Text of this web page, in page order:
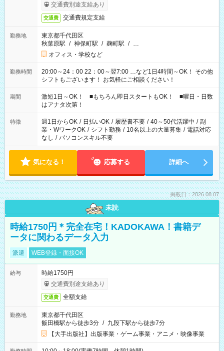
交通費別途支給あり
交通費 交通費規定支給
勤務地
東京都千代田区
秋葉原駅 / 神保町駅 / 麹町駅 / …
オフィス・学校など
勤務時間
20:00～24：00 22：00～翌7:00 …など1日4時間～OK！ その他
シフトもございます！ お気軽にご相談ください！
期間
激短1日～OK！ ■もちろん即日スタートもOK！ ■曜日・日数
はアナタ次第！
特徴 週1日からOK / 日払いOK / 履歴書不要 / 40～50代活躍中 / 副
業・WワークOK / シフト勤務 / 10名以上の大量募集 / 電話対応
なし / パソコンスキル不要
気になる！ 応募する 詳細へ
掲載日：2026.08.07
未読
時給1750円＊完全在宅！KADOKAWA！書籍デ
ータに関わるデータ入力
派遣 WEB登録・面接OK
給与
時給1750円
交通費別途支給あり
交通費 全額支給
勤務地
東京都千代田区
飯田橋駅から徒歩3分 / 九段下駅から徒歩7分
【大手出版社】出版事業・ゲーム事業・アニメ・映像事業